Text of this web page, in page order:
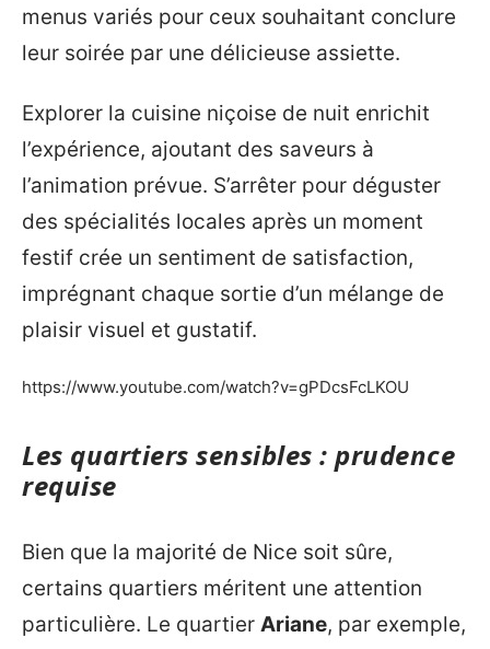
menus variés pour ceux souhaitant conclure
leur soirée par une délicieuse assiette.
Explorer la cuisine niçoise de nuit enrichit
l’expérience, ajoutant des saveurs à
l’animation prévue. S’arrêter pour déguster
des spécialités locales après un moment
festif crée un sentiment de satisfaction,
imprégnant chaque sortie d’un mélange de
plaisir visuel et gustatif.
https://www.youtube.com/watch?v=gPDcsFcLKOU
Les quartiers sensibles : prudence
requise
Bien que la majorité de Nice soit sûre,
certains quartiers méritent une attention
particulière. Le quartier Ariane, par exemple,